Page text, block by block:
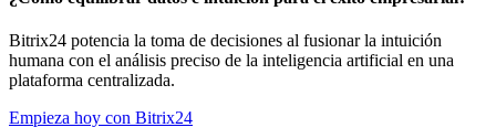
Bitrix24 potencia la toma de decisiones al fusionar la intuición
humana con el análisis preciso de la inteligencia artificial en una
plataforma centralizada.
Empieza hoy con Bitrix24